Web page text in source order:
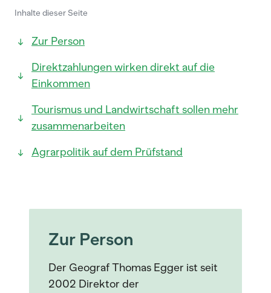
Inhalte dieser Seite
Zur Person
Direktzahlungen wirken direkt auf die
Einkommen
Tourismus und Landwirtschaft sollen mehr
zusammenarbeiten
Agrarpolitik auf dem Prüfstand
Zur Person
Der Geograf Thomas Egger ist seit
2002 Direktor der